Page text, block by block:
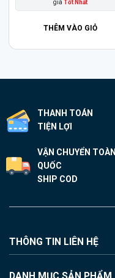
giá Tốt Nhất
THÊM VÀO GIỎ
THANH TOÁN
TIỆN LỢI
VẬN CHUYỂN TOÀN
QUỐC
SHIP COD
THÔNG TIN LIÊN HỆ
DANH MỤC SẢN PHẨM